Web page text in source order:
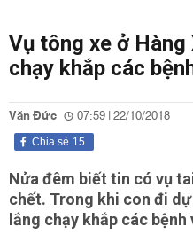
Vụ tông xe ở Hàng
chạy khắp các
Văn Đức 07:59 | 22/10/2018
15
Chia sẻ
Nửa đêm biết tin có vụ
chết. Trong khi con đi
lắng chạy khắp các